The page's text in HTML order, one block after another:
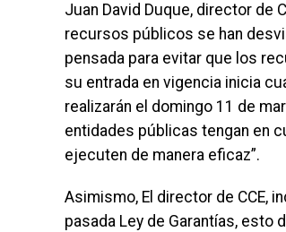
Juan David Duque, director de
recursos públicos se han
pensada para evitar que los
su entrada en vigencia inicia
realizarán el domingo 11 de
entidades públicas tengan en
ejecuten de manera eficaz”.
Asimismo, El director de CCE,
pasada Ley de Garantías,